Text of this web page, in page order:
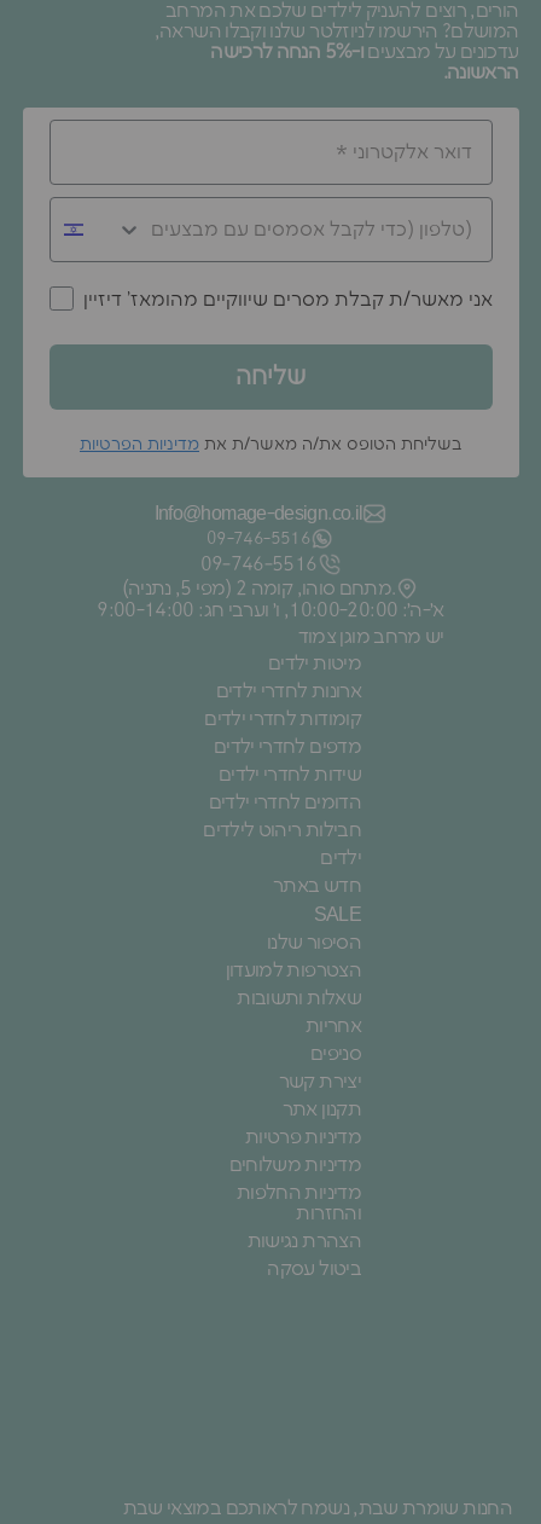
הורים, רוצים להעניק לילדים שלכם את המרחב
המושלם? הירשמו לניוזלטר שלנו וקבלו השראה,
עדכונים על מבצעים
ו-5% הנחה לרכישה
הראשונה.
אני מאשר/ת קבלת מסרים שיווקיים מהומאז' דיזיין
שליחה
בשליחת הטופס את/ה מאשר/ת את מדיניות הפרטיות
Info@homage-design.co.il
09‑746‑5516
09‑746‑5516
מתחם סוהו, קומה 2 (מפי 5, נתניה).
א׳-ה׳: 10:00-20:00, ו׳ וערבי חג: 9:00-14:00
יש מרחב מוגן צמוד
מיטות ילדים
ארונות לחדרי ילדים
קומודות לחדרי ילדים
מדפים לחדרי ילדים
שידות לחדרי ילדים
הדומים לחדרי ילדים
חבילות ריהוט לילדים
ילדים
חדש באתר
SALE
הסיפור שלנו
הצטרפות למועדון
שאלות ותשובות
אחריות
סניפים
יצירת קשר
תקנון אתר
מדיניות פרטיות
מדיניות משלוחים
מדיניות החלפות
והחזרות
הצהרת נגישות
ביטול עסקה
החנות שומרת שבת, נשמח לראותכם במוצאי שבת